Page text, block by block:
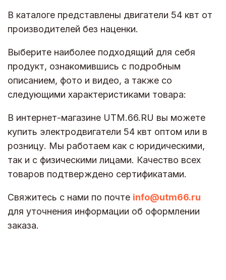
В каталоге представлены двигатели 54 квт от
производителей без наценки.
Выберите наиболее подходящий для себя
продукт, ознакомившись с подробным
описанием, фото и видео, а также со
следующими характеристиками товара:
В интернет-магазине UTM.66.RU вы можете
купить электродвигатели 54 квт оптом или в
розницу. Мы работаем как с юридическими,
так и с физическими лицами. Качество всех
товаров подтверждено сертификатами.
Свяжитесь с нами по почте info@utm66.ru
для уточнения информации об оформлении
заказа.